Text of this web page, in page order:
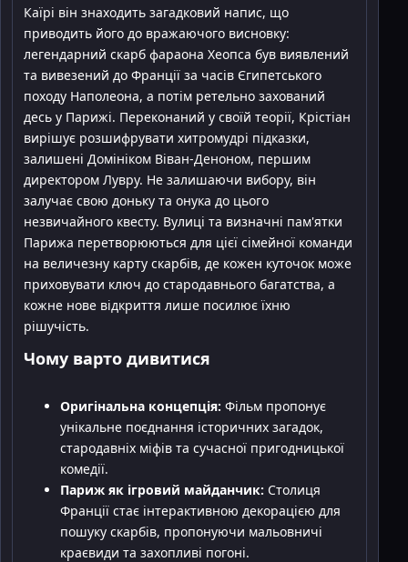
Каїрі він знаходить загадковий напис, що
приводить його до вражаючого висновку:
легендарний скарб фараона Хеопса був виявлений
та вивезений до Франції за часів Єгипетського
походу Наполеона, а потім ретельно захований
десь у Парижі. Переконаний у своїй теорії, Крістіан
вирішує розшифрувати хитромудрі підказки,
залишені Домініком Віван-Деноном, першим
директором Лувру. Не залишаючи вибору, він
залучає свою доньку та онука до цього
незвичайного квесту. Вулиці та визначні пам'ятки
Парижа перетворюються для цієї сімейної команди
на величезну карту скарбів, де кожен куточок може
приховувати ключ до стародавнього багатства, а
кожне нове відкриття лише посилює їхню
рішучість.
Чому варто дивитися
Оригінальна концепція: Фільм пропонує
унікальне поєднання історичних загадок,
стародавніх міфів та сучасної пригодницької
комедії.
Париж як ігровий майданчик: Столиця
Франції стає інтерактивною декорацією для
пошуку скарбів, пропонуючи мальовничі
краєвиди та захопливі погоні.